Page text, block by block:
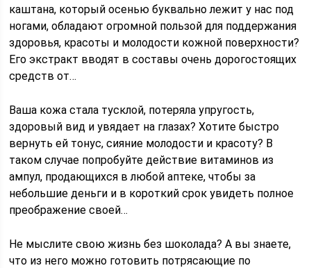
каштана, который осенью буквально лежит у нас под
ногами, обладают огромной пользой для поддержания
здоровья, красоты и молодости кожной поверхности?
Его экстракт вводят в составы очень дорогостоящих
средств от…
Ваша кожа стала тусклой, потеряла упругость,
здоровый вид и увядает на глазах? Хотите быстро
вернуть ей тонус, сияние молодости и красоту? В
таком случае попробуйте действие витаминов из
ампул, продающихся в любой аптеке, чтобы за
небольшие деньги и в короткий срок увидеть полное
преображение своей…
Не мыслите свою жизнь без шоколада? А вы знаете,
что из него можно готовить потрясающие по